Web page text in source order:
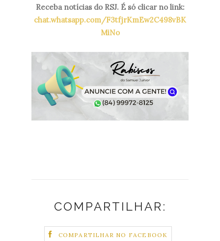
Receba notícias do RSJ. É só clicar no link:
chat.whatsapp.com/F3tfjrKmEw2C498vBK
MiNo
COMPARTILHAR:
COMPARTILHAR NO FACEBOOK